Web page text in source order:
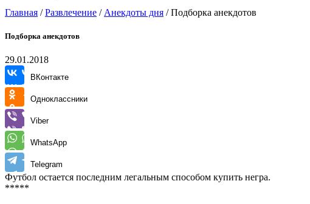
Главная /Развлечение / Анекдоты дня /Подборка анекдотов
Подборка анекдотов
29.01.2018
ВКонтакте
Одноклассники
Viber
WhatsApp
Telegram
Футбол остается последним легальным способом купить негра.
*****